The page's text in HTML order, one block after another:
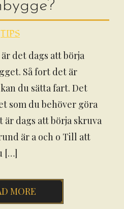
TIPS
det dags att börja
Så fort det är
du sätta fart. Det
som du behöver göra
dags att börja skruva
är a och o Till att
[…]
MORE